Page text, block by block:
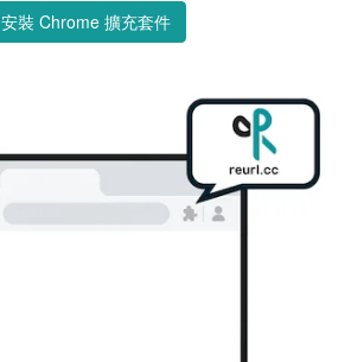
安裝 Chrome 擴充套件